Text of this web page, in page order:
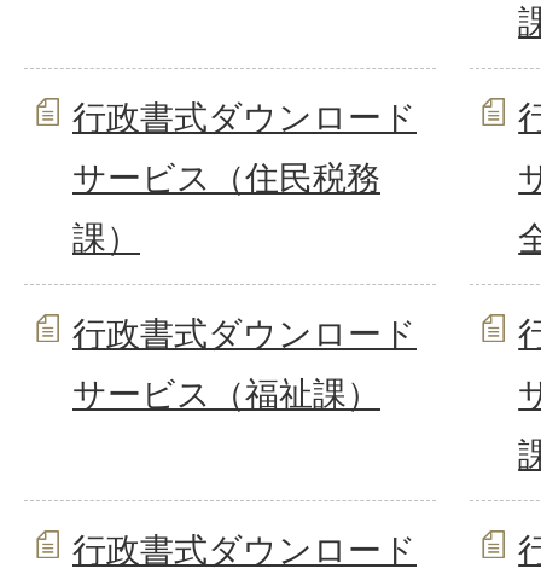
行政書式ダウンロード
サービス（住民税務
課）
行政書式ダウンロード
サービス（福祉課）
行政書式ダウンロード